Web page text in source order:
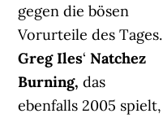
gegen die bösen
Vorurteile des Tages.
Greg Iles‘Natchez
Burning, das
ebenfalls 2005 spielt,